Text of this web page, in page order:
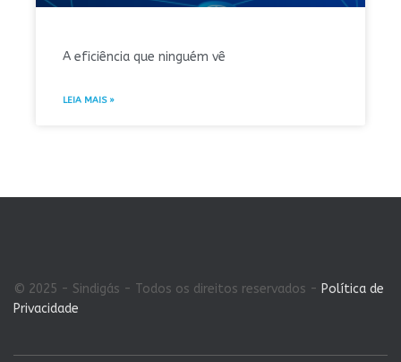
A eficiência que ninguém vê
LEIA MAIS »
© 2025 - Sindigás - Todos os direitos reservados - Política de
Privacidade